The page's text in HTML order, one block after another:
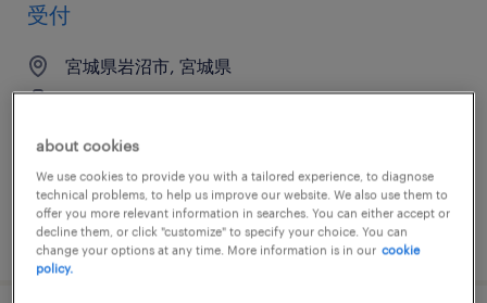
受付
宮城県岩沼市, 宮城県
temporary
posted 23 july 2026
about cookies
We use cookies to provide you with a tailored experience, to diagnose
technical problems, to help us improve our website. We also use them to
offer you more relevant information in searches. You can either accept or
decline them, or click "customize" to specify your choice. You can
change your options at any time. More information is in our cookie
policy.